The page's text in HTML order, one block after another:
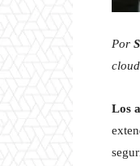
Por
Los